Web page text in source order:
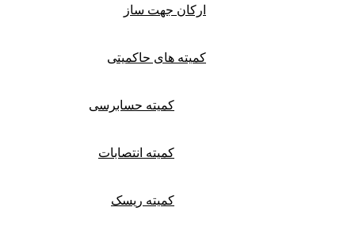
ارکان جهت ساز
کمیته های حاکمیتی
کمیته حسابرسی
کمیته انتصابات
کمیته ریسک